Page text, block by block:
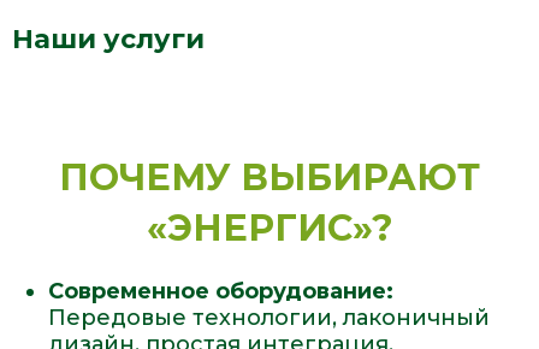
Наши услуги
ПОЧЕМУ ВЫБИРАЮТ
«ЭНЕРГИС»?
Современное оборудование:
Передовые технологии, лаконичный